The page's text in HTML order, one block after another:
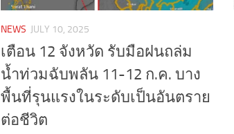
NEWS JULY 10, 2025
เตือน 12 จังหวัด รับมือฝนถล่ม
น้ำท่วมฉับพลัน 11-12 ก.ค. บาง
พื้นที่รุนแรงในระดับเป็นอันตราย
ต่อชีวิต